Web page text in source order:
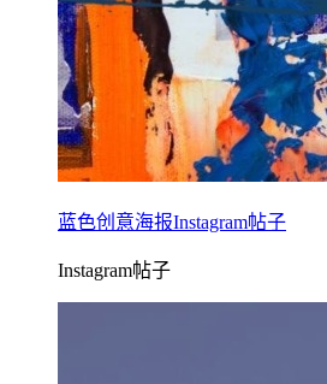
蓝色创意海报Instagram帖子
Instagram帖子